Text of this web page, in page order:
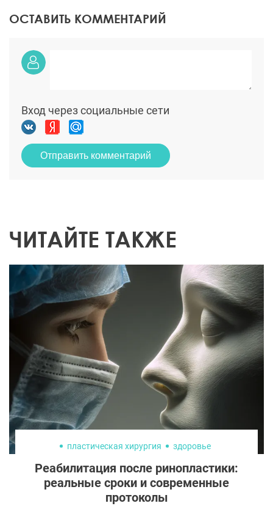
ОСТАВИТЬ КОММЕНТАРИЙ
Вход через социальные сети
Отправить комментарий
ЧИТАЙТЕ ТАКЖЕ
пластическая хирургия здоровье
Реабилитация после ринопластики:
реальные сроки и современные
протоколы